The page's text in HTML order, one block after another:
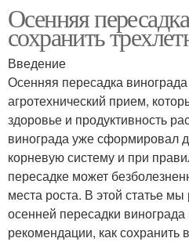
Осенняя
сохранить
Введение
Осенняя пересадка
агротехнический прием,
здоровье и продуктивность
винограда уже сформировал
корневую систему и при
пересадке может
места роста. В этой статье
осенней пересадки
рекомендации, как сохранить